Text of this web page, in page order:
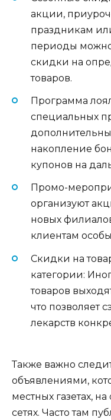
акции,
праздникам
периоды
скидки на
товаров.
Программа
специальных
накопление
купонов на
Промо-
организуют
новых
клиентам
Скидки на
категории:
товаров
что позволяет
лекарств
Также важно
объявлениями,
местных газетах,
сетях. Часто там